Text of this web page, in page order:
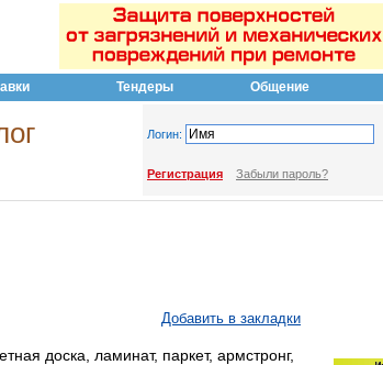
Тендеры Общение
Логин:
Регистрация Забыли пароль?
Добавить в закладки
доска, ламинат, паркет, армстронг,